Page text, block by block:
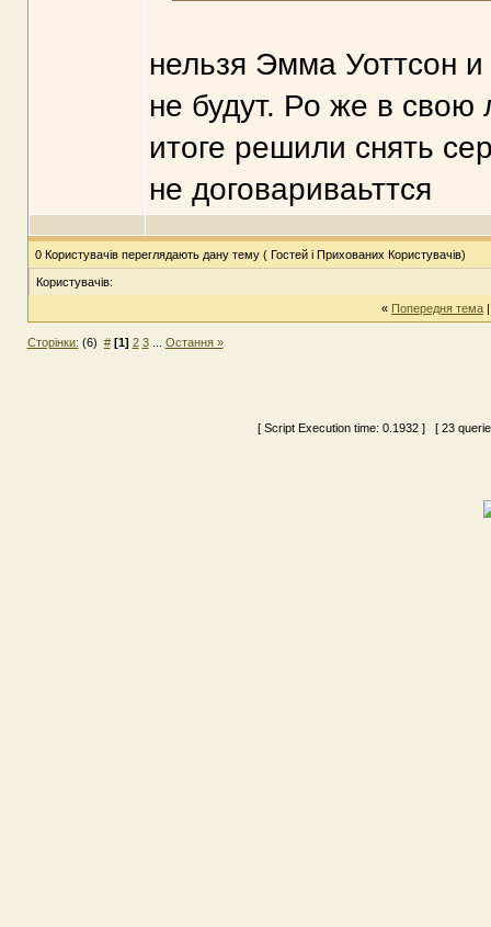
нельзя Эмма Уоттсон
не будут. Ро же в свою
итоге решили снять
не договариваьттся
0 Користувачів переглядають дану тему ( Гостей і Прихованих Користувачів)
Користувачів:
« Попередня тема
Сторінки: (6) # [1] 2 3... Остання »
[ Script Execution time: 0.1932 ] [ 23